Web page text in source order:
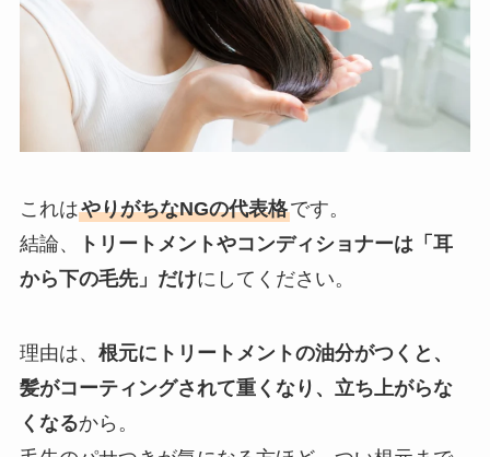
これはやりがちなNGの代表格です。
結論、
トリートメントやコンディショナーは「耳
から下の毛先」だけにしてください。
理由は、 根元にトリートメントの油分がつくと、
髪がコーティングされて重くなり、立ち上がらな
くなるから。